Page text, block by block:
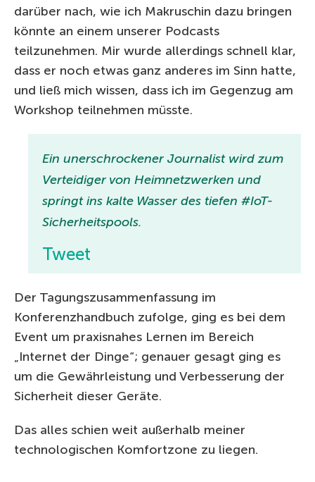
darüber nach, wie ich Makruschin dazu bringen
könnte an einem unserer Podcasts
teilzunehmen. Mir wurde allerdings schnell klar,
dass er noch etwas ganz anderes im Sinn hatte,
und ließ mich wissen, dass ich im Gegenzug am
Workshop teilnehmen müsste.
Ein unerschrockener Journalist wird zum
Verteidiger von Heimnetzwerken und
springt ins kalte Wasser des tiefen #IoT-
Sicherheitspools.
Tweet
Der Tagungszusammenfassung im
Konferenzhandbuch zufolge, ging es bei dem
Event um praxisnahes Lernen im Bereich
„Internet der Dinge“; genauer gesagt ging es
um die Gewährleistung und Verbesserung der
Sicherheit dieser Geräte.
Das alles schien weit außerhalb meiner
technologischen Komfortzone zu liegen.